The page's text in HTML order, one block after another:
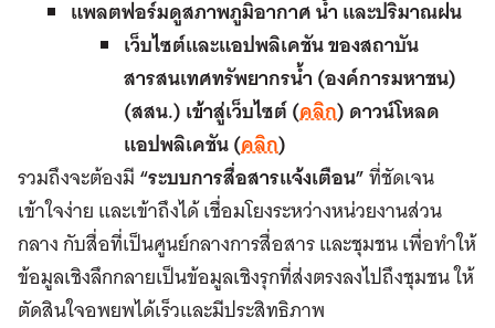
แพลตฟอร์มดูสภาพภูมิอากาศ น้ำ และปริมาณฝน
เว็บไซต์และแอปพลิเคชัน ของสถาบัน
สารสนเทศทรัพยากรน้ำ(องค์การมหาชน)
(สสน.)เข้าสู่เว็บไซต์(คลิก)ดาวน์โหลด
แอปพลิเคชัน(คลิก)
รวมถึงจะต้องมี“ระบบการสื่อสารแจ้งเตือน”ที่ชัดเจน
เข้าใจง่าย และเข้าถึงได้ เชื่อมโยงระหว่างหน่วยงานส่วน
กลาง กับสื่อที่เป็นศูนย์กลางการสื่อสาร และชุมชน เพื่อทำให้
ข้อมูลเชิงลึกกลายเป็นข้อมูลเชิงรุกที่ส่งตรงลงไปถึงชุมชน ให้
ตัดสินใจอพยพได้เร็วและมีประสิทธิภาพ